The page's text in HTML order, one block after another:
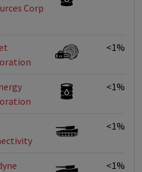
Corp
<1%
<1%
<1%
<1%